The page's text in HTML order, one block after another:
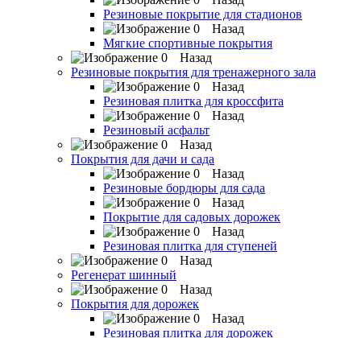
Резиновые покрытие для стадионов
Назад
Мягкие спортивные покрытия
Назад
Резиновые покрытия для тренажерного зала
Назад
Резиновая плитка для кроссфита
Назад
Резиновый асфальт
Назад
Покрытия для дачи и сада
Назад
Резиновые бордюры для сада
Назад
Покрытие для садовых дорожек
Назад
Резиновая плитка для ступеней
Назад
Регенерат шинный
Назад
Покрытия для дорожек
Назад
Резиновая плитка для дорожек